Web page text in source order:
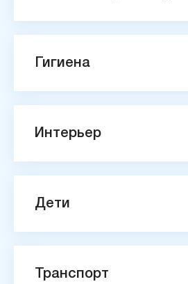
Гигиена
Интерьер
Дети
Транспорт